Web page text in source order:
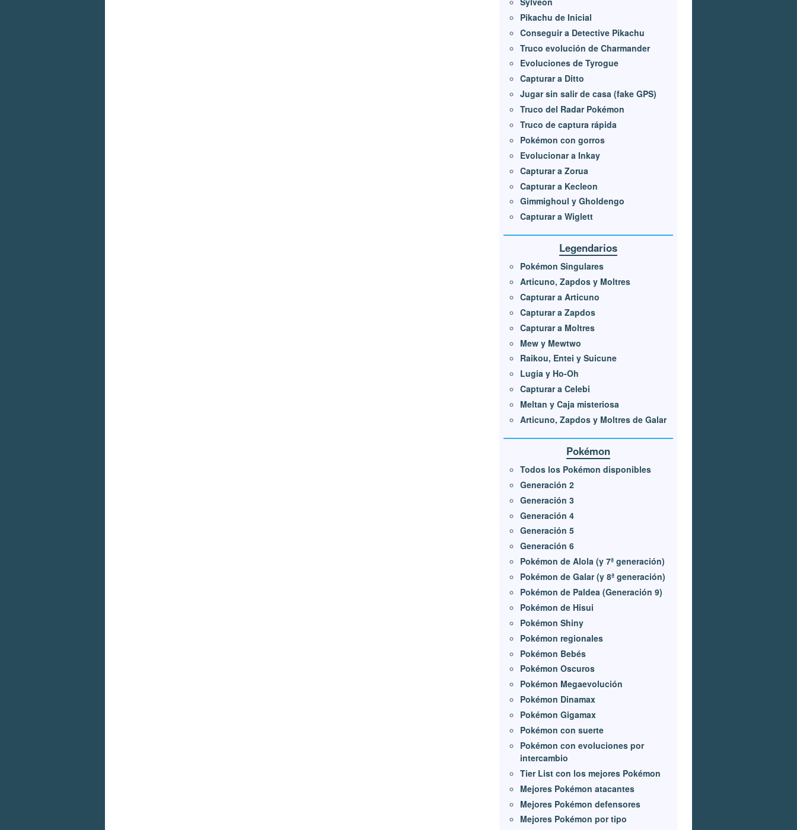
Pikachu de Inicial
Conseguir a Detective Pikachu
Truco evolución de Charmander
Evoluciones de Tyrogue
Capturar a Ditto
Jugar sin salir de casa (fake GPS)
Truco del Radar Pokémon
Truco de captura rápida
Pokémon con gorros
Evolucionar a Inkay
Capturar a Zorua
Capturar a Kecleon
Gimmighoul y Gholdengo
Capturar a Wiglett
Legendarios
Pokémon Singulares
Articuno, Zapdos y Moltres
Capturar a Articuno
Capturar a Zapdos
Capturar a Moltres
Mew y Mewtwo
Raikou, Entei y Suicune
Lugia y Ho-Oh
Capturar a Celebi
Meltan y Caja misteriosa
Articuno, Zapdos y Moltres de Galar
Pokémon
Todos los Pokémon disponibles
Generación 2
Generación 3
Generación 4
Generación 5
Generación 6
Pokémon de Alola (y 7ª generación)
Pokémon de Galar (y 8ª generación)
Pokémon de Paldea (Generación 9)
Pokémon de Hisui
Pokémon Shiny
Pokémon regionales
Pokémon Bebés
Pokémon Oscuros
Pokémon Megaevolución
Pokémon Dinamax
Pokémon Gigamax
Pokémon con suerte
Pokémon con evoluciones por
intercambio
Tier List con los mejores Pokémon
Mejores Pokémon atacantes
Mejores Pokémon defensores
Mejores Pokémon por tipo